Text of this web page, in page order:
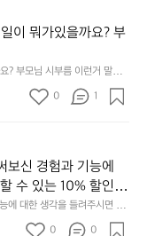
광
절
이
라
의
사
명
언
크
프
운
동
고,
재
미
지
고
이 뭐가있을까요? 부
? 부모님 시부름 이런거 말고
0 1
보신 경험과 기능에
수 있는 10% 할인
여하시고 혜택받아
니다. https://docs.g
에 대한 생각을 들려주시면 모
면 끝낼 수 있으니 참여하시고
0 0